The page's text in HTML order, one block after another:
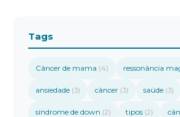
Tags
Câncer de mama (4) ressonância
ansiedade (3) câncer (3) saúde (3)
síndrome de down (2) tipos (2)